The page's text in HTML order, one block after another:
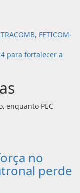
FETICOM-
para fortalecer a
no
perde